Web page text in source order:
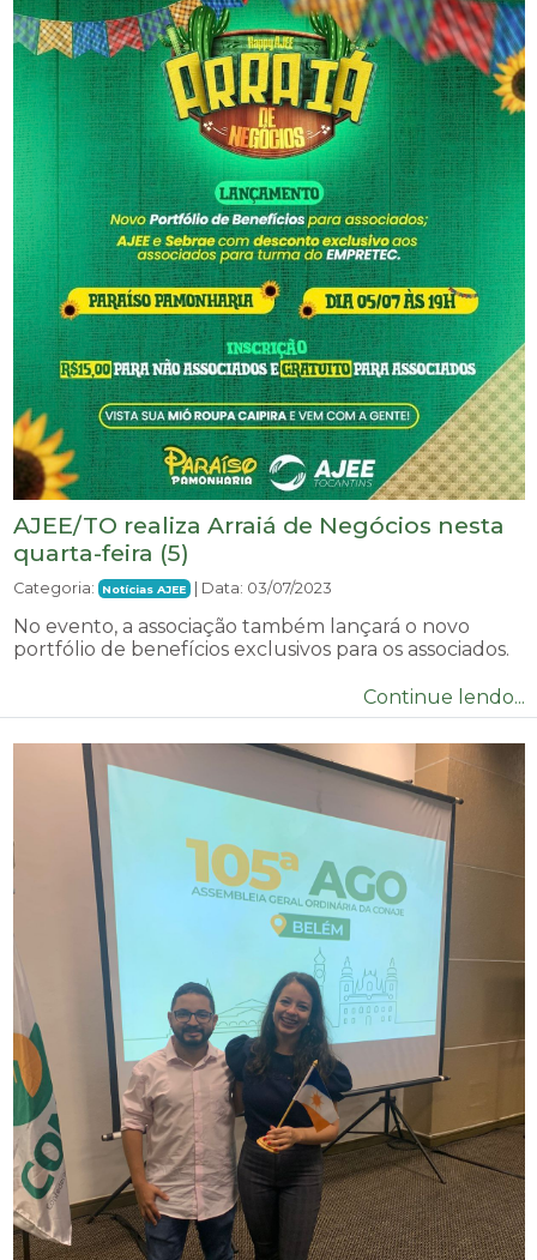
AJEE/TO realiza Arraiá de Negócios nesta
quarta-feira (5)
Categoria: Notícias AJEE | Data: 03/07/2023
No evento, a associação também lançará o novo
portfólio de benefícios exclusivos para os associados.
Continue lendo...